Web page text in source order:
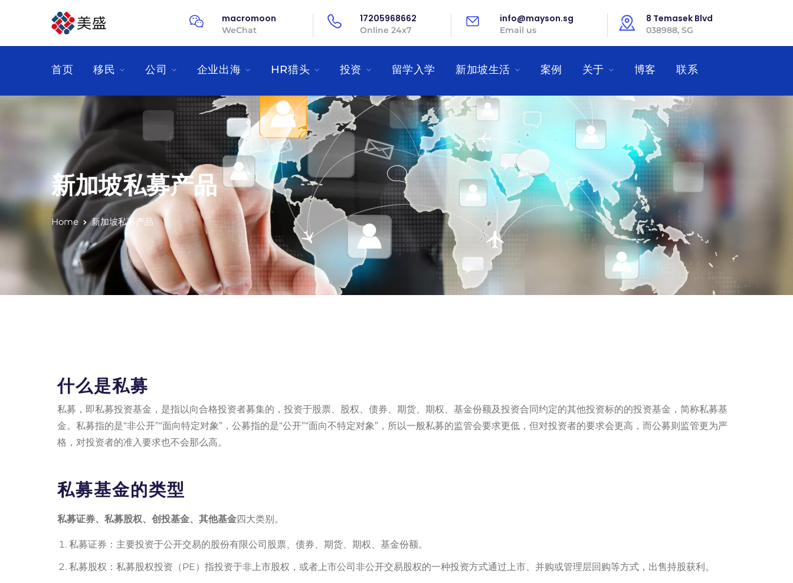
macromoon
WeChat
17205968662
Online 24x7
info@mayson.sg
Email us
8 Temasek Blvd
038988, SG
首页 移民 公司 企业出海 HR猎头 投资 留学入学 新加坡生活 案例 关于 博客 联系
新加坡私募产品
Home 新加坡私募产品
什么是私募
私募，即私募投资基金，是指以向合格投资者募集的，投资于股票、股权、债券、期货、期权、基金份额及投资合同约定的其他投资标的的投资基金，简称私募基
金。私募指的是“非公开”“面向特定对象”，公募指的是“公开”“面向不特定对象”，所以一般私募的监管会要求更低，但对投资者的要求会更高，而公募则监管更为严
格，对投资者的准入要求也不会那么高。
私募基金的类型
私募证券、私募股权、创投基金、其他基金四大类别。
私募证券：主要投资于公开交易的股份有限公司股票、债券、期货、期权、基金份额。
私募股权：私募股权投资（PE）指投资于非上市股权，或者上市公司非公开交易股权的一种投资方式通过上市、并购或管理层回购等方式，出售持股获利。